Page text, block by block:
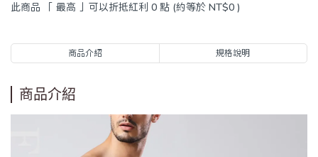
此商品 「 最高 」可以折抵紅利 0 點 (約等於 NT$0 )
商品介紹 規格說明
商品介紹